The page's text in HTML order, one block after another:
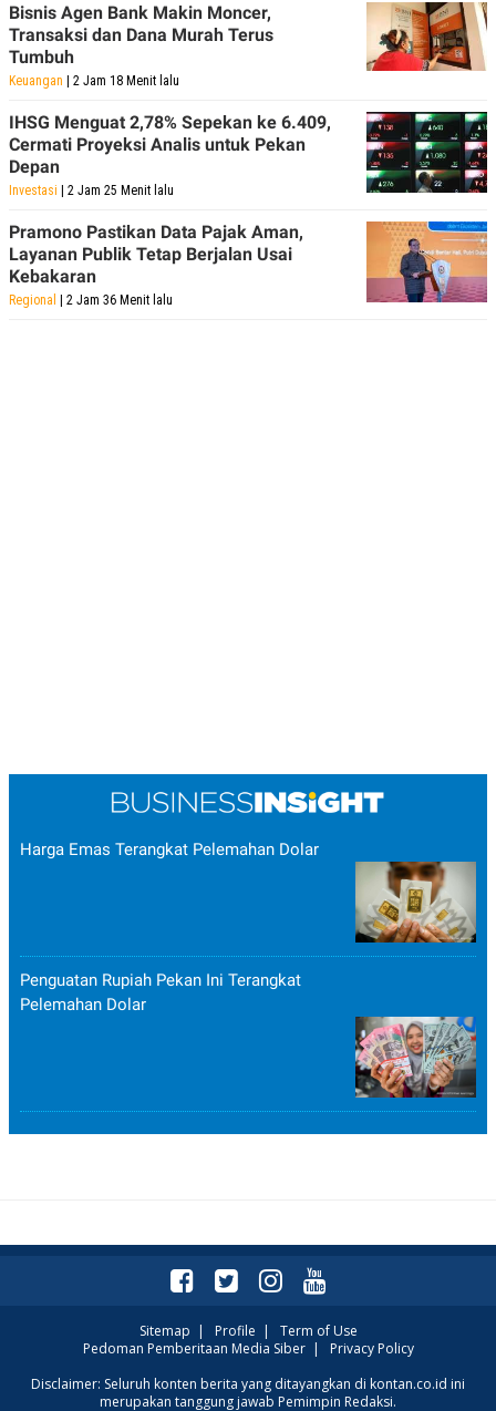
Bisnis Agen Bank Makin Moncer,
Transaksi dan Dana Murah Terus
Tumbuh
Keuangan | 2 Jam 18 Menit lalu
IHSG Menguat 2,78% Sepekan ke 6.409,
Cermati Proyeksi Analis untuk Pekan
Depan
Investasi | 2 Jam 25 Menit lalu
Pramono Pastikan Data Pajak Aman,
Layanan Publik Tetap Berjalan Usai
Kebakaran
Regional | 2 Jam 36 Menit lalu
Harga Emas Terangkat Pelemahan Dolar
Penguatan Rupiah Pekan Ini Terangkat
Pelemahan Dolar
Sitemap | Profile | Term of Use
Pedoman Pemberitaan Media Siber| Privacy Policy
Disclaimer: Seluruh konten berita yang ditayangkan di kontan.co.id ini
merupakan tanggung jawab Pemimpin Redaksi.